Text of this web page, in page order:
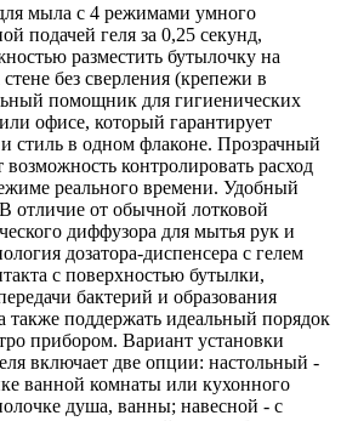
мыла с 4 режимами умного
подачей геля за 0,25 секунд,
разместить бутылочку на
без сверления (крепежи в
помощник для гигиенических
офисе, который гарантирует
стиль в одном флаконе. Прозрачный
возможность контролировать расход
реального времени. Удобный
отличие от обычной лотковой
диффузора для мытья рук и
дозатора-диспенсера с гелем
с поверхностью бутылки,
бактерий и образования
поддержать идеальный порядок
прибором. Вариант установки
включает две опции: настольный -
ванной комнаты или кухонного
душа, ванны; навесной - с